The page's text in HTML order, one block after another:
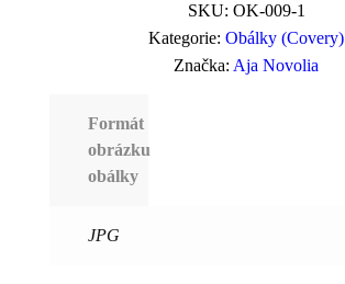
SKU: OK-009-1
Kategorie: Obálky (Covery)
Značka: Aja Novolia
Formát
obrázku
obálky
JPG